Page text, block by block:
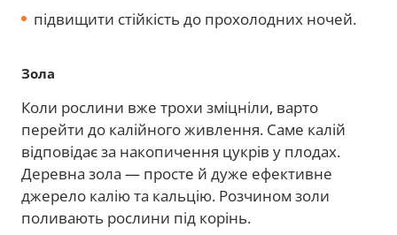
підвищити стійкість до прохолодних ночей.
Зола
Коли рослини вже трохи зміцніли, варто
перейти до калійного живлення. Саме калій
відповідає за накопичення цукрів у плодах.
Деревна зола — просте й дуже ефективне
джерело калію та кальцію. Розчином золи
поливають рослини під корінь.